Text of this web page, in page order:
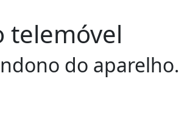
telemóvel
do aparelho.